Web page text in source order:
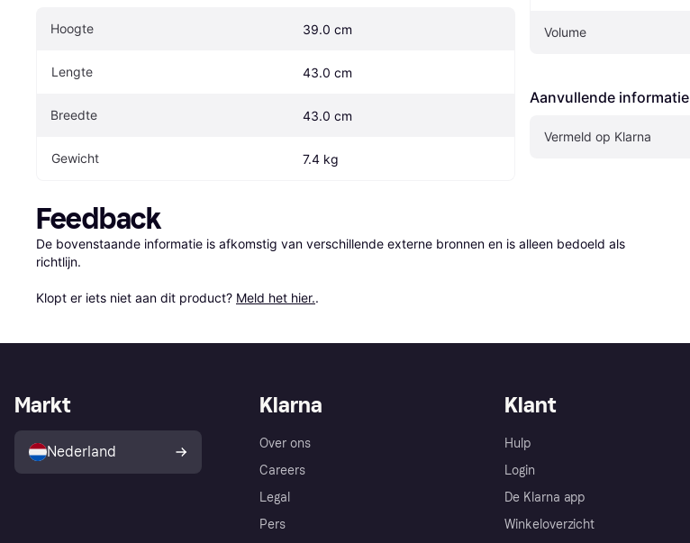
Hoogte 39.0 cm
Lengte 43.0 cm
Breedte 43.0 cm
Gewicht 7.4 kg
Volume
Aanvullende informatie
Vermeld op Klarna
Feedback
De bovenstaande informatie is afkomstig van verschillende externe bronnen en is alleen bedoeld als
richtlijn.
Klopt er iets niet aan dit product? Meld het hier..
Klarna
Over ons
Careers
Legal
Pers
Klant
Hulp
Login
De Klarna app
Winkeloverzicht
Markt
Nederland